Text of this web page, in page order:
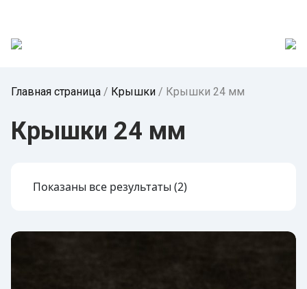
Главная страница / Крышки / Крышки 24 мм
Крышки 24 мм
Показаны все результаты (2)